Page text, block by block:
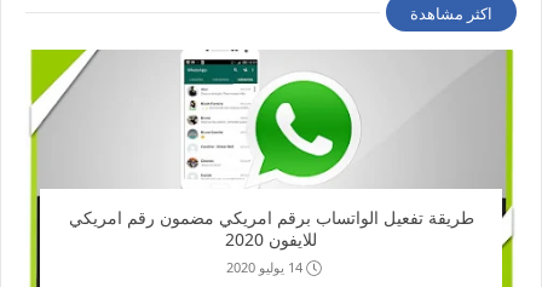
اكثر مشاهدة
طريقة تفعيل الواتساب برقم امريكي مضمون رقم امريكي
للايفون 2020
14 يوليو 2020